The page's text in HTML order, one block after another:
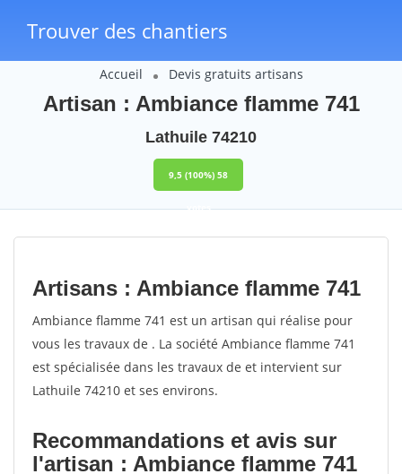
Trouver des chantiers
Accueil Devis gratuits artisans
Artisan : Ambiance flamme 741
Lathuile 74210
9,5 (100%) 58
votes
Artisans : Ambiance flamme 741
Ambiance flamme 741 est un artisan qui réalise pour
vous les travaux de . La société Ambiance flamme 741
est spécialisée dans les travaux de et intervient sur
Lathuile 74210 et ses environs.
Recommandations et avis sur
l'artisan : Ambiance flamme 741